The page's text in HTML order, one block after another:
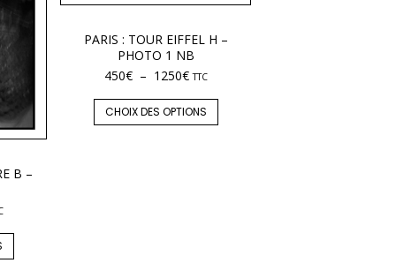
B –
PARIS : TOUR EIFFEL H –
PHOTO 1 NB
450€ – 1250€ TTC
CHOIX DES OPTIONS